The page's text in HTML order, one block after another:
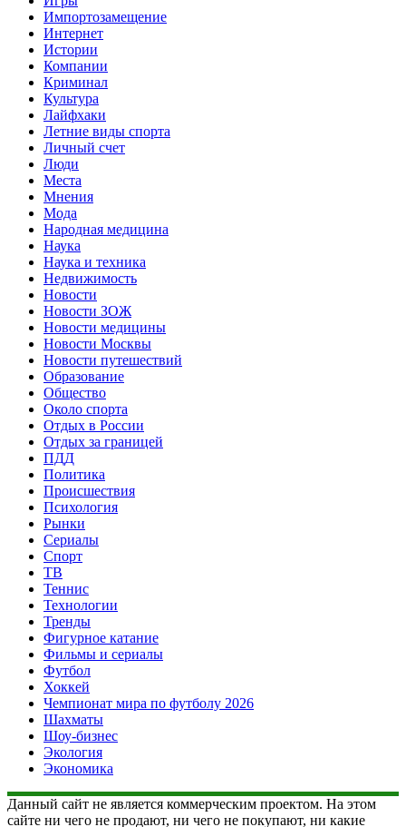
Импортозамещение
Интернет
Истории
Компании
Криминал
Культура
Лайфхаки
Летние виды спорта
Личный счет
Люди
Места
Мнения
Мода
Народная медицина
Наука
Наука и техника
Недвижимость
Новости
Новости ЗОЖ
Новости медицины
Новости Москвы
Новости путешествий
Образование
Общество
Около спорта
Отдых в России
Отдых за границей
ПДД
Политика
Происшествия
Психология
Рынки
Сериалы
Спорт
ТВ
Теннис
Технологии
Тренды
Фигурное катание
Фильмы и сериалы
Футбол
Хоккей
Чемпионат мира по футболу 2026
Шахматы
Шоу-бизнес
Экология
Экономика
Данный сайт не является коммерческим проектом. На этом
сайте ни чего не продают, ни чего не покупают, ни какие